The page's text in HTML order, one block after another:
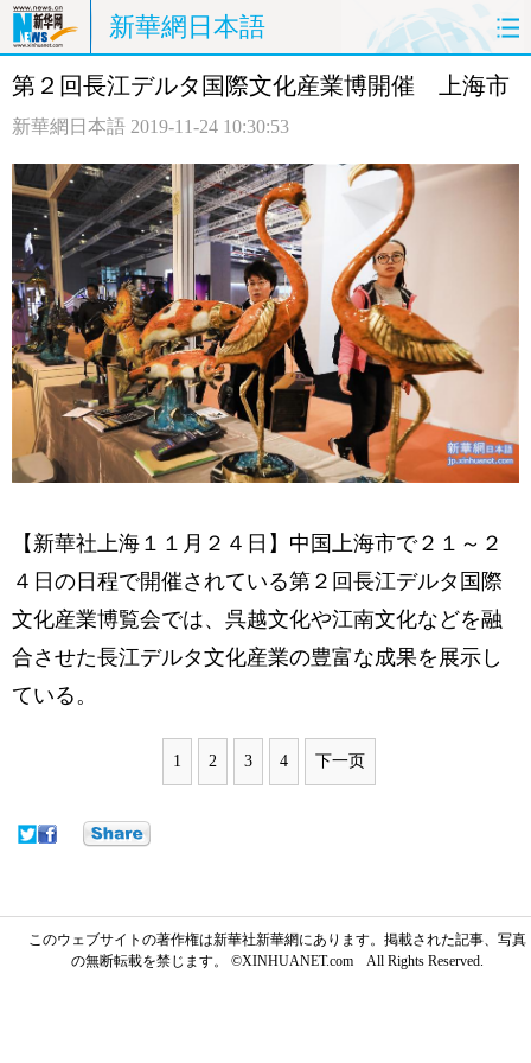
新華網日本語
ホームページ 政治 経済
観光 評論
中日対訳
第２回長江デルタ国際文化産業博開催 上海市
新華網日本語 2019-11-24 10:30:53
【新華社上海１１月２４日】中国上海市で２１～２
４日の日程で開催されている第２回長江デルタ国際
文化産業博覧会では、呉越文化や江南文化などを融
合させた長江デルタ文化産業の豊富な成果を展示し
ている。
1 2 3 4 下一页
このウェブサイトの著作権は新華社新華網にあります。掲載された記事、写真
の無断転載を禁じます。 ©XINHUANET.com All Rights Reserved.